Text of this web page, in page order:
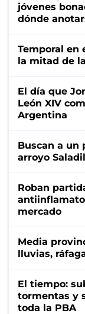
jóvenes
dónde
Temporal en
la mitad de
El día que
León XIV
Argentina
Buscan a un
arroyo
Roban
mercado
Media
lluvias,
El tiempo:
tormentas y
toda la PBA